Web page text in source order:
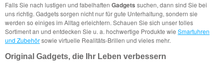
Falls Sie nach lustigen und fabelhaften Gadgets suchen, dann sind Sie bei
uns richtig. Gadgets sorgen nicht nur für gute Unterhaltung, sondern sie
werden so einiges im Alltag erleichtern. Schauen Sie sich unser tolles
Sortiment an und entdecken Sie u. a. hochwertige Produkte wie Smartuhren
und Zubehörsowie virtuelle Realitäts-Brillen und vieles mehr.
Original Gadgets, die Ihr Leben verbessern